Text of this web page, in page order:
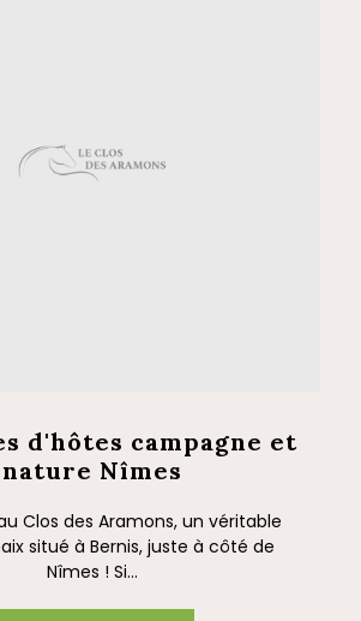
d'hôtes campagne et
nature Nîmes
Clos des Aramons, un véritable
situé à Bernis, juste à côté de
Nîmes ! Si...